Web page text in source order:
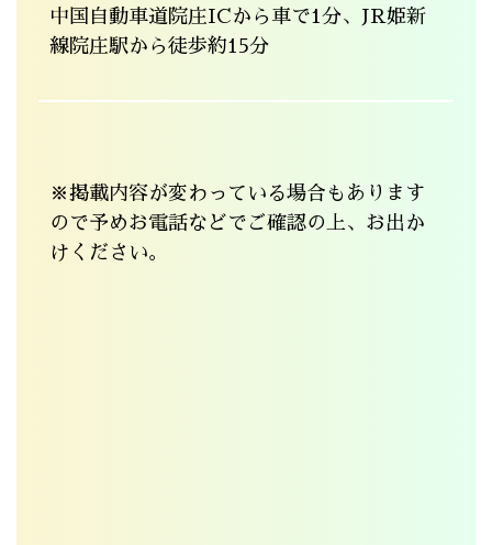
中国自動車道院庄ICから車で1分、JR姫新
線院庄駅から徒歩約15分
※掲載内容が変わっている場合もあります
ので予めお電話などでご確認の上、お出か
けください。